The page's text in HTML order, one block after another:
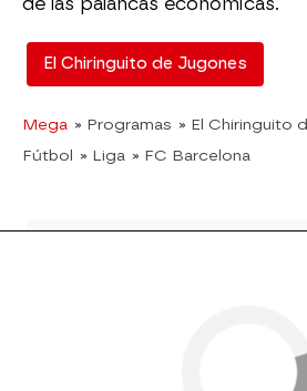
El Chiringuito de Jugones
Mega » Programas » El Chiringuito
Fútbol » Liga » FC Barcelona